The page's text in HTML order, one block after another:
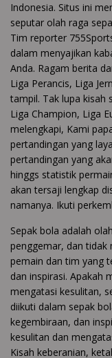
Indonesia. Situs ini
seputar olah raga
Tim reporter
dalam menyajikan
Anda. Ragam berita
Liga Perancis, Liga
tampil. Tak lupa kisah
Liga Champion, Liga
melengkapi, Kami
pertandingan yang
pertandingan yang
hinggs statistik
akan tersaji lengkap
namanya. Ikuti
Sepak bola adalah
penggemar, dan tidak
pemain dan tim yang
dan inspirasi. Apakah
mengatasi kesulitan,
diikuti dalam sepak
kegembiraan, dan
kesulitan dan
Kisah keberanian,